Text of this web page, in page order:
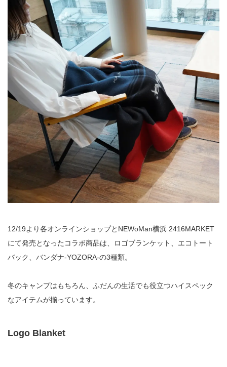
12/19より各オンラインショップとNEWoMan横浜 2416MARKET
にて発売となったコラボ商品は、ロゴブランケット、エコトート
バック、バンダナ-YOZORA-の3種類。
冬のキャンプはもちろん、ふだんの生活でも役立つハイスペック
なアイテムが揃っています。
Logo Blanket